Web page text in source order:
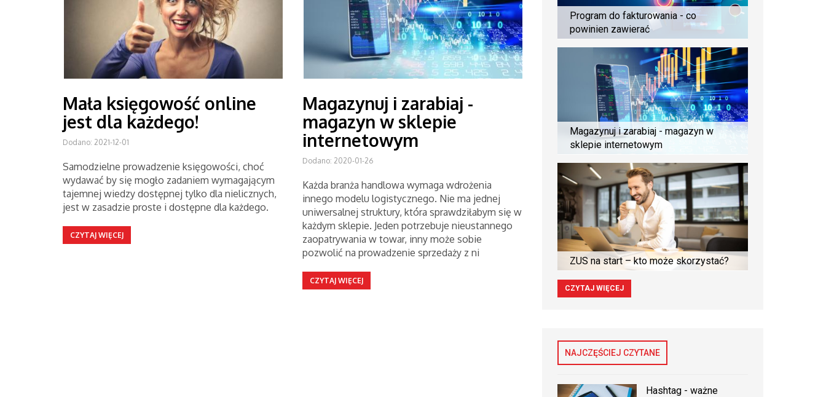
Mała księgowość online
jest dla każdego!
Dodano: 2021-12-01
Samodzielne prowadzenie księgowości, choć
wydawać by się mogło zadaniem wymagającym
tajemnej wiedzy dostępnej tylko dla nielicznych,
jest w zasadzie proste i dostępne dla każdego.
CZYTAJ WIĘCEJ
Magazynuj i zarabiaj -
magazyn w sklepie
internetowym
Dodano: 2020-01-26
Każda branża handlowa wymaga wdrożenia
innego modelu logistycznego. Nie ma jednej
uniwersalnej struktury, która sprawdziłabym się w
każdym sklepie. Jeden potrzebuje nieustannego
zaopatrywania w towar, inny może sobie
pozwolić na prowadzenie sprzedaży z ni
CZYTAJ WIĘCEJ
Program do fakturowania - co
powinien zawierać
Magazynuj i zarabiaj - magazyn w
sklepie internetowym
ZUS na start – kto może skorzystać?
CZYTAJ WIĘCEJ
NAJCZĘŚCIEJ CZYTANE
Hashtag - ważne